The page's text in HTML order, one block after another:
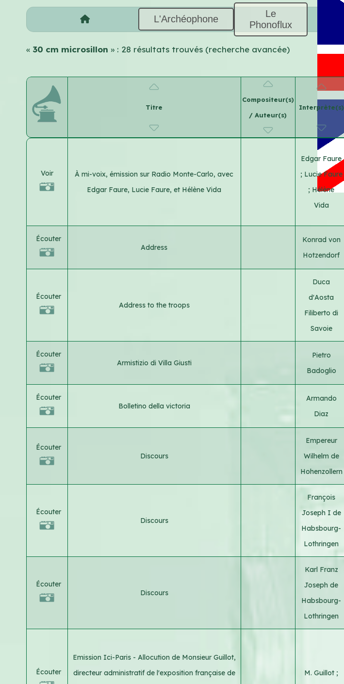
L'Archéophone
Le
Phonoflux
«30 cm microsillon » : 28 résultats trouvés (recherche avancée)
Titre
Compositeur(s)
/ Auteur(s)
Interprète(s)
Voir
À mi-voix, émission sur Radio Monte-Carlo, avec
Edgar Faure, Lucie Faure, et Hélène Vida
Edgar Faure
; Lucie Faure
; Hélène
Vida
Écouter
Address
Konrad von
Hotzendorf
Écouter
Address to the troops
Duca
d'Aosta
Filiberto di
Savoie
Écouter
Armistizio di Villa Giusti
Pietro
Badoglio
Écouter
Bolletino della victoria
Armando
Diaz
Écouter
Discours
Empereur
Wilhelm de
Hohenzollern
Écouter
Discours
François
Joseph I de
Habsbourg-
Lothringen
Écouter
Discours
Karl Franz
Joseph de
Habsbourg-
Lothringen
Écouter
Emission Ici-Paris - Allocution de Monsieur Guillot,
directeur administratif de l'exposition française de
M. Guillot ;